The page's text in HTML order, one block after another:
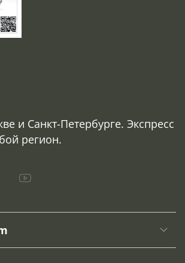
и Санкт-Петербурге. Экспресс
регион.